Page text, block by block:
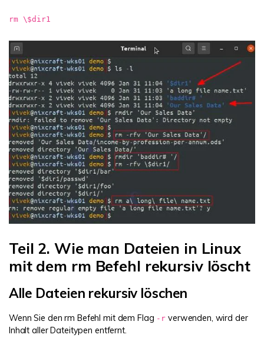
rm \$dir1
Teil 2. Wie man Dateien in Linux
mit dem rm Befehl rekursiv löscht
Alle Dateien rekursiv löschen
Wenn Sie den rm Befehl mit dem Flag -r verwenden, wird der
Inhalt aller Dateitypen entfernt.